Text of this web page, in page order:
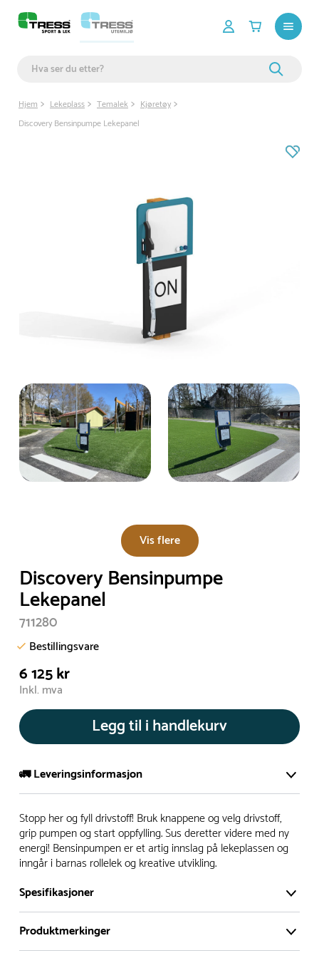
Hjem Lekeplass Temalek
Kjøretøy
Discovery Bensinpumpe Lekepanel
Vis flere
Discovery Bensinpumpe
Lekepanel
711280
Bestillingsvare
6 125 kr
Inkl. mva
Legg til i handlekurv
🚛 Leveringsinformasjon
De aller fleste av våre lekeapparat produseres på bestilling.
Leveringstid på bestillingsvarer vil være 8+ uker.
I høysesong må lengre leveringstid påregnes.
Rask levering
Hos oss finner du flere produkter merket ‘Rask Levering’.
Dette er produkter som normalt sett er bestillingsvarer,
Stopp her og fyll drivstoff! Bruk knappene og velg drivstoff,
grip pumpen og start oppfylling. Sus deretter videre med ny
energi! Bensinpumpen er et artig innslag på lekeplassen og
inngår i barnas rollelek og kreative utvikling.
Spesifikasjoner
Produktmerkinger